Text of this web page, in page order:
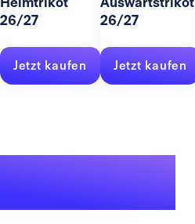
26/27
Jetzt kaufen
26/27
Jetzt kaufen